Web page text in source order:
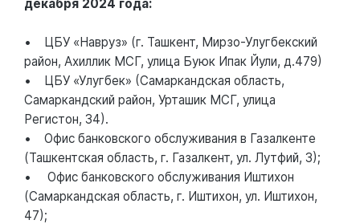
декабря 2024 года:
• ЦБУ «Навруз» (г. Ташкент, Мирзо-Улугбекский
район, Ахиллик МСГ, улица Буюк Ипак Йули, д.479)
• ЦБУ «Улугбек» (Самаркандская область,
Самаркандский район, Урташик МСГ, улица
Регистон, 34).
• Офис банковского обслуживания в Газалкенте
(Ташкентская область, г. Газалкент, ул. Лутфий, 3);
• Офис банковского обслуживания Иштихон
(Самаркандская область, г. Иштихон, ул. Иштихон,
47);